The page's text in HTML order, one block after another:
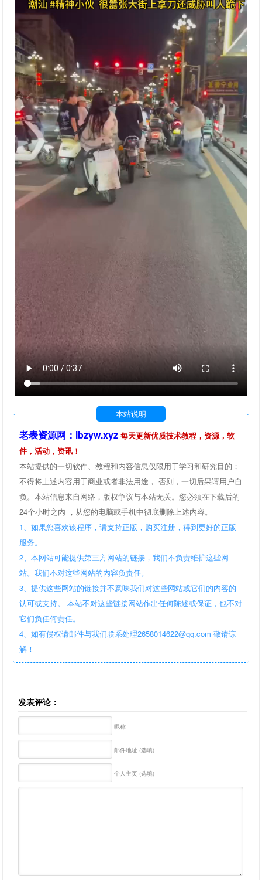
本站说明
老表资源网：lbzyw.xyz 每天更新优质技术教程，资源，软
件，活动，资讯！
本站提供的一切软件、教程和内容信息仅限用于学习和研究目的；
不得将上述内容用于商业或者非法用途， 否则，一切后果请用户自
负。本站信息来自网络，版权争议与本站无关。您必须在下载后的
24个小时之内 ，从您的电脑或手机中彻底删除上述内容。
1、如果您喜欢该程序，请支持正版，购买注册，得到更好的正版
服务。
2、本网站可能提供第三方网站的链接，我们不负责维护这些网
站。我们不对这些网站的内容负责任。
3、提供这些网站的链接并不意味我们对这些网站或它们的内容的
认可或支持。 本站不对这些链接网站作出任何陈述或保证，也不对
它们负任何责任。
4、如有侵权请邮件与我们联系处理2658014622@qq.com 敬请谅
解！
发表评论：
昵称
邮件地址 (选填)
个人主页 (选填)